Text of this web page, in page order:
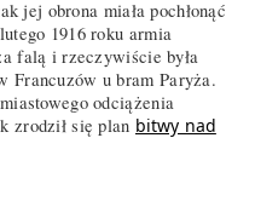
jej obrona miała pochłonąć
1916 roku armia
falą i rzeczywiście była
Francuzów u bram Paryża.
odciążenia
zrodził się plan bitwy nad